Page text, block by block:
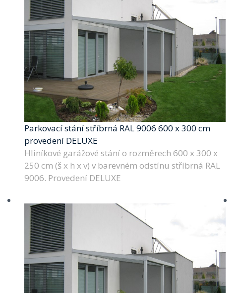
Parkovací stání stříbrná RAL 9006 600 x 300 cm
provedení DELUXE
Hliníkové garážové stání o rozměrech 600 x 300 x
250 cm (š x h x v) v barevném odstínu stříbrná RAL
9006. Provedení DELUXE